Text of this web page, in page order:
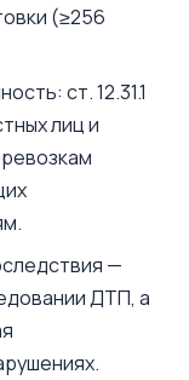
(≥256
ст. 12.31.1
лиц и
—
ДТП, а